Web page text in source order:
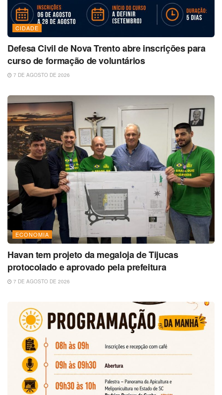
CIDADE
Defesa Civil de Nova Trento abre inscrições para
curso de formação de voluntários
7 DE AGOSTO DE 2026
ECONOMIA
Havan tem projeto da megaloja de Tijucas
protocolado e aprovado pela prefeitura
7 DE AGOSTO DE 2026